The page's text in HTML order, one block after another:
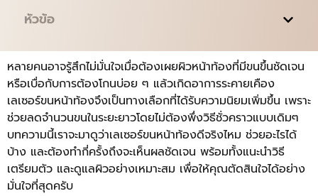
หัวข้อ
หลายคนอาจรู้สึกไม่มั่นใจเมื่อต้องเผยผิวหน้าท้องที่มีขนขึ้นชัดเจน
หรือเบื่อกับการต้องโกนบ่อย ๆ แล้วเกิดอาการระคายเคือง
เลเซอร์ขนหน้าท้องจึงเป็นทางเลือกที่ได้รับความนิยมเพิ่มขึ้น เพราะ
ช่วยลดจำนวนขนในระยะยาวโดยไม่ต้องพึ่งวิธีชั่วคราวแบบเดิมๆ
บทความนี้เราจะมาดูว่าเลเซอร์ขนหน้าท้องดีจริงไหม ช่วยอะไรได้
บ้าง และต้องทำกี่ครั้งถึงจะเห็นผลชัดเจน พร้อมทั้งแนะนำวิธี
เตรียมตัว และดูแลผิวอย่างเหมาะสม เพื่อให้คุณตัดสินใจได้อย่าง
มั่นใจที่สุดครับ